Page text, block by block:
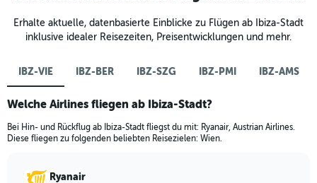
Erhalte aktuelle, datenbasierte Einblicke zu Flügen ab Ibiza-Stadt
inklusive idealer Reisezeiten, Preisentwicklungen und mehr.
IBZ-VIE IBZ-BER IBZ-SZG IBZ-PMI IBZ-AMS
Welche Airlines fliegen ab Ibiza-Stadt?
Bei Hin- und Rückflug ab Ibiza-Stadt fliegst du mit: Ryanair, Austrian Airlines.
Diese fliegen zu folgenden beliebten Reisezielen: Wien.
Ryanair